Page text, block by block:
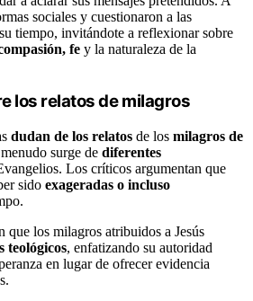
sociales y cuestionaron a las
tiempo, invitándote a reflexionar sobre
fe y la naturaleza de la
los relatos de milagros
dudan de los relatos de los milagros de
surge de diferentes
Los críticos argumentan que
sido exageradas o incluso
que los milagros atribuidos a Jesús
teológicos, enfatizando su autoridad
en lugar de ofrecer evidencia